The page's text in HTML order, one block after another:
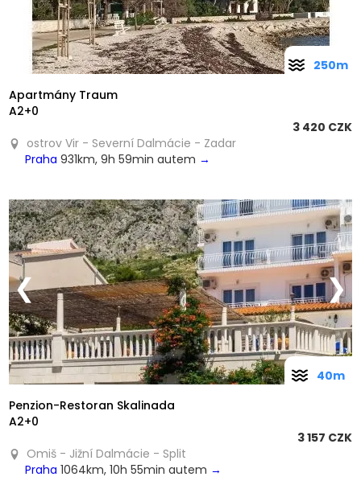
Apartmány Traum
A2+0
3 420 CZK
ostrov Vir - Severní Dalmácie - Zadar
Praha 931km, 9h 59min autem →
250m
❮ ❯
Penzion-Restoran Skalinada
A2+0
3 157 CZK
Omiš - Jižní Dalmácie - Split
Praha 1064km, 10h 55min autem →
40m